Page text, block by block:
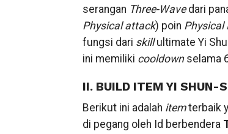
serangan Three-Wavedari
Physical attack) poin Physical
fungsi dari skillultimate Yi
ini memiliki cooldownselama
II. BUILD ITEM YI SHUN-
Berikut ini adalah itemterbaik
di pegang oleh Id berbendera